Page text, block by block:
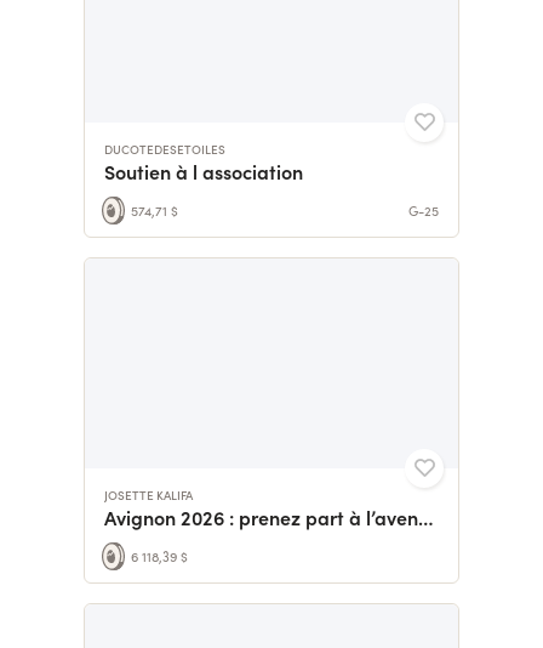
DUCOTEDESETOILES
Soutien à l association
574,71 $ G-25
JOSETTE KALIFA
Avignon 2026 : prenez part à l’aventure !
6 118,39 $